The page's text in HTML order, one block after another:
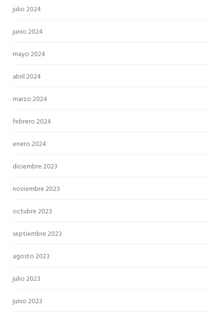
julio 2024
junio 2024
mayo 2024
abril 2024
marzo 2024
febrero 2024
enero 2024
diciembre 2023
noviembre 2023
octubre 2023
septiembre 2023
agosto 2023
julio 2023
junio 2023